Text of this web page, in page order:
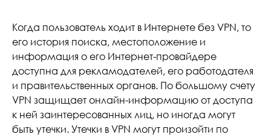
Когда пользователь ходит в Интернете без VPN, то
его история поиска, местоположение и
информация о его Интернет-провайдере
доступна для рекламодателей, его работодателя
и правительственных органов. По большому счету
VPN защищает онлайн-информацию от доступа
к ней заинтересованных лиц, но иногда могут
быть утечки. Утечки в VPN могут произойти по